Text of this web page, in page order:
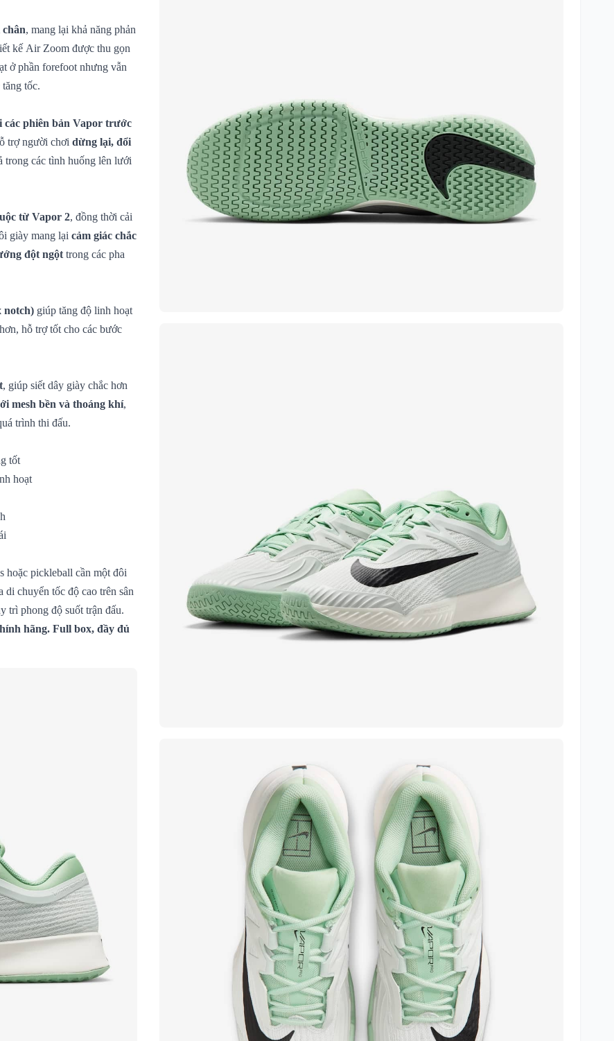
, mang lại khả năng phản
kế Air Zoom được thu gọn
ở phần forefoot nhưng vẫn
tốc.
các phiên bản Vapor trước
trợ người chơi dừng lại, đổi
trong các tình huống lên lưới
từ Vapor 2, đồng thời cải
giày mang lại cảm giác chắc
đột ngột trong các pha
notch) giúp tăng độ linh hoạt
hỗ trợ tốt cho các bước
, giúp siết dây giày chắc hơn
mesh bền và thoáng khí,
trình thi đấu.
tốt
hoạt
hoặc pickleball cần một đôi
chuyển tốc độ cao trên sân
trì phong độ suốt trận đấu.
hãng. Full box, đầy đủ